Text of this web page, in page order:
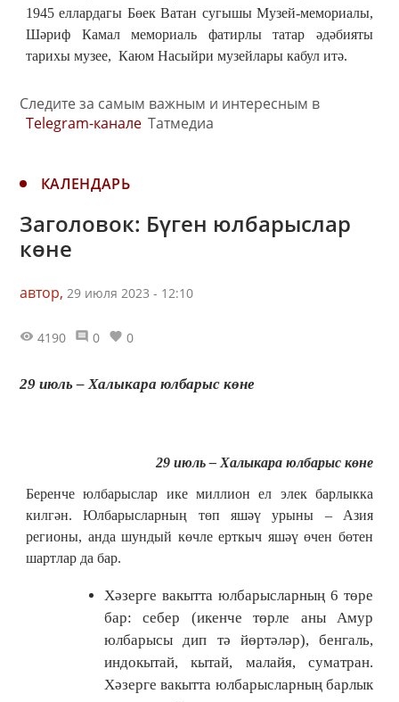
1945 еллардагы Бөек Ватан сугышы Музей-мемориалы,
Шәриф Камал мемориаль фатирлы татар әдәбияты
тарихы музее, Каюм Насыйри музейлары кабул итә.
Следите за самым важным и интересным в
Telegram-канале Татмедиа
КАЛЕНДАРЬ
Заголовок: Бүген юлбарыслар
көне
автор, 29 июля 2023 - 12:10
4190 0 0
29 июль – Халыкара юлбарыс көне
29 июль – Халыкара юлбарыс көне
Беренче юлбарыслар ике миллион ел элек барлыкка
килгән. Юлбарысларның төп яшәү урыны – Азия
регионы, анда шундый көчле ерткыч яшәү өчен бөтен
шартлар да бар.
Хәзерге вакытта юлбарысларның 6 төре
бар: себер (икенче төрле аны Амур
юлбарысы дип тә йөртәләр), бенгаль,
индокытай, кытай, малайя, суматран.
Хәзерге вакытта юлбарысларның барлык